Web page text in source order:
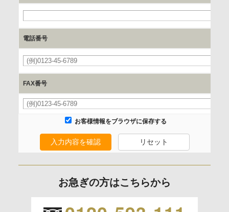
す。
情報提供の任意性及び情報を与えなかった場合に本人に生じ
る結果
項目によってはお問い合わせ等に
ご回答できない場合がございます。
本人が容易に認識できない方法による取得
なし
個人情報保護への取り組み
電話番号
FAX番号
お客様情報をブラウザに保存する
入力内容を確認 リセット
お急ぎの方はこちらから